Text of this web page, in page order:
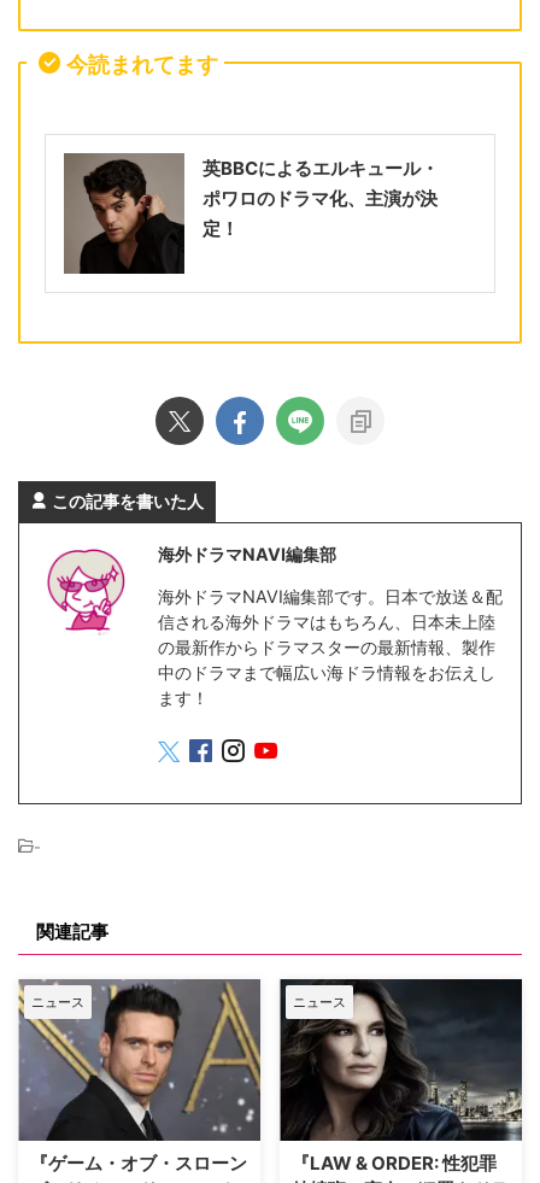
今読まれてます
英BBCによるエルキュール・
ポワロのドラマ化、主演が決
定！
この記事を書いた人
海外ドラマNAVI編集部
海外ドラマNAVI編集部です。日本で放送＆配
信される海外ドラマはもちろん、日本未上陸
の最新作からドラマスターの最新情報、製作
中のドラマまで幅広い海ドラ情報をお伝えし
ます！
-
関連記事
ニュース
『ゲーム・オブ・スローン
ニュース
『LAW & ORDER: 性犯罪